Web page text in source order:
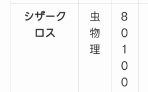
シザーク
ロス
虫
物
理
8
0
1
0
0